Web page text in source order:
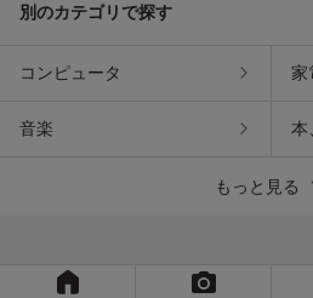
別のカテゴリで探す
コンピュータ 家
音楽 本
もっと見る